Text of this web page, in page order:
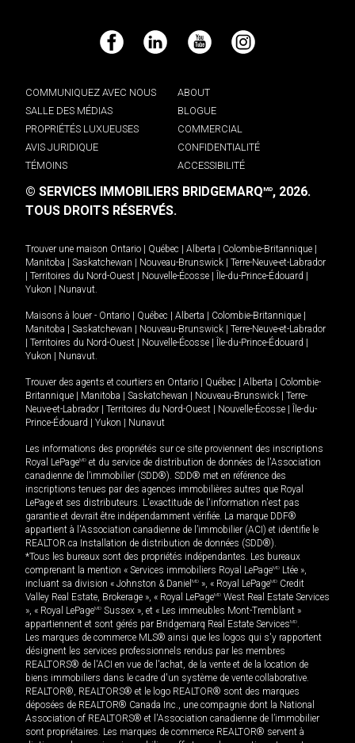
Facebook LinkedIn YouTube Instagram
COMMUNIQUEZ AVEC NOUS
ABOUT
SALLE DES MÉDIAS
BLOGUE
PROPRIÉTÉS LUXUEUSES
COMMERCIAL
AVIS JURIDIQUE
CONFIDENTIALITÉ
TÉMOINS
ACCESSIBILITÉ
© SERVICES IMMOBILIERS BRIDGEMARQMD, 2026.
TOUS DROITS RÉSERVÉS.
Trouver une maison Ontario Québec Alberta Colombie-Britannique
Manitoba
Saskatchewan Nouveau-Brunswick
Terre-Neuve-et-Labrador
Territoires du Nord-Ouest Nouvelle-Écosse Île-du-Prince-Édouard
Yukon
Nunavut.
Maisons à louer - Ontario Québec Alberta Colombie-Britannique
Manitoba
Saskatchewan Nouveau-Brunswick
Terre-Neuve-et-Labrador
Territoires du Nord-Ouest Nouvelle-Écosse Île-du-Prince-Édouard
Yukon
Nunavut.
Trouver des agents et courtiers en Ontario Québec Alberta
Colombie-
Britannique
Manitoba Saskatchewan Nouveau-Brunswick
Terre-
Neuve-et-Labrador
Territoires du Nord-Ouest Nouvelle-Écosse
Île-du-
Prince-Édouard
Yukon Nunavut
Les informations des propriétés sur ce site proviennent des inscriptions
Royal LePageMD et du service de distribution de données de l'Association
canadienne de l’immobilier (SDD®). SDD® met en référence des
inscriptions tenues par des agences immobilières autres que Royal
LePage et ses distributeurs. L'exactitude de l'information n'est pas
garantie et devrait être indépendamment vérifiée. La marque DDF®
appartient à l'Association canadienne de l’immobilier (ACI) et identifie le
REALTOR.ca Installation de distribution de données (SDD®).
*Tous les bureaux sont des propriétés indépendantes. Les bureaux
comprenant la mention « Services immobiliers Royal LePageMD Ltée »,
incluant sa division « Johnston & Daniel MD », « Royal LePageMD Credit
Valley Real Estate, Brokerage », « Royal LePageMD West Real Estate Services
», « Royal LePageMD Sussex », et « Les immeubles Mont-Tremblant »
appartiennent et sont gérés par Bridgemarq Real Estate ServicesMD.
Les marques de commerce MLS® ainsi que les logos qui s'y rapportent
désignent les services professionnels rendus par les membres
REALTORS® de l'ACI en vue de l'achat, de la vente et de la location de
biens immobiliers dans le cadre d'un système de vente collaborative.
REALTOR®, REALTORS® et le logo REALTOR® sont des marques
déposées de REALTOR® Canada Inc., une compagnie dont la National
Association of REALTORS® et l'Association canadienne de l’immobilier
sont propriétaires. Les marques de commerce REALTOR® servent à